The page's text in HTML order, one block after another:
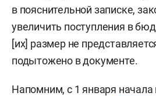
в пояснительной записке,
увеличить поступления в
[их] размер не
подытожено в документе.
Напомним, с 1 января начала